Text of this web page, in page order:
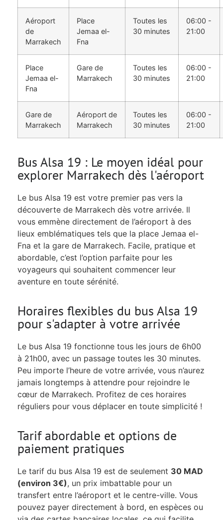
Aéroport
de
Marrakech
Place
Jemaa el-
Fna
Toutes les
30 minutes
06:00 -
21:00
Place
Jemaa el-
Fna
Gare de
Marrakech
Toutes les
30 minutes
06:00 -
21:00
Gare de
Marrakech
Aéroport de
Marrakech
Toutes les
30 minutes
06:00 -
21:00
Bus Alsa 19 : Le moyen idéal pour
explorer Marrakech dès l'aéroport
Le bus Alsa 19 est votre premier pas vers la
découverte de Marrakech dès votre arrivée. Il
vous emmène directement de l’aéroport à des
lieux emblématiques tels que la place Jemaa el-
Fna et la gare de Marrakech. Facile, pratique et
abordable, c’est l’option parfaite pour les
voyageurs qui souhaitent commencer leur
aventure en toute sérénité.
Horaires flexibles du bus Alsa 19
pour s'adapter à votre arrivée
Le bus Alsa 19 fonctionne tous les jours de 6h00
à 21h00, avec un passage toutes les 30 minutes.
Peu importe l’heure de votre arrivée, vous n’aurez
jamais longtemps à attendre pour rejoindre le
cœur de Marrakech. Profitez de ces horaires
réguliers pour vous déplacer en toute simplicité !
Tarif abordable et options de
paiement pratiques
Le tarif du bus Alsa 19 est de seulement 30 MAD
(environ 3€), un prix imbattable pour un
transfert entre l’aéroport et le centre-ville. Vous
pouvez payer directement à bord, en espèces ou